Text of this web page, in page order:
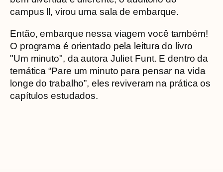
campus ll, virou uma sala de embarque.
Então, embarque nessa viagem você também!
O programa é orientado pela leitura do livro
"Um minuto", da autora Juliet Funt. E dentro da
temática “Pare um minuto para pensar na vida
longe do trabalho”, eles reviveram na prática os
capítulos estudados.